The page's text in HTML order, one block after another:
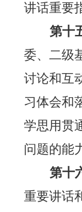
讲话重要
第十
委、二级
讨论和互
习体会和
学思用贯
问题的能
第十
重要讲话